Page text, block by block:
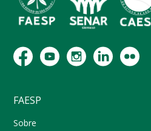
FAESP
Sobre